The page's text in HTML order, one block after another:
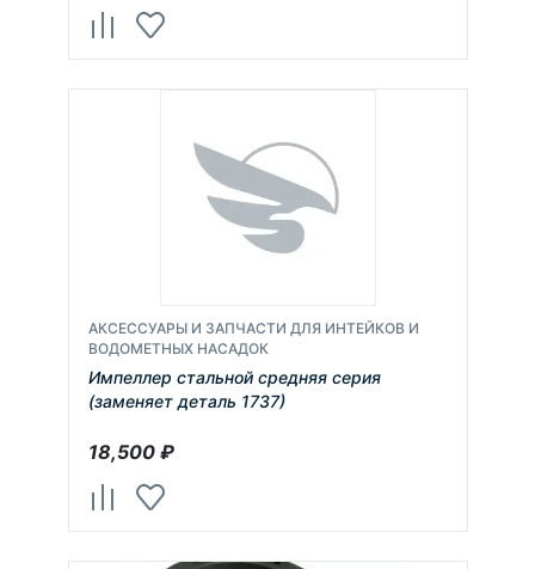
АКСЕССУАРЫ И ЗАПЧАСТИ ДЛЯ ИНТЕЙКОВ И
ВОДОМЕТНЫХ НАСАДОК
Импеллер стальной средняя серия
(заменяет деталь 1737)
18,500₽